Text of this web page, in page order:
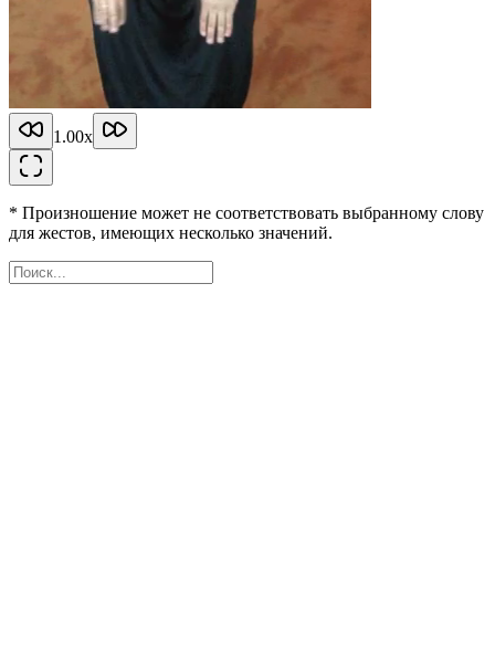
1.00x
* Произношение может не соответствовать выбранному слову
для жестов, имеющих несколько значений.